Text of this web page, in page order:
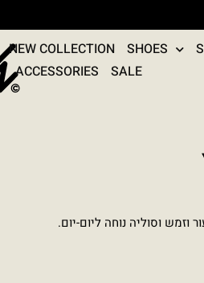
NEW COLLECTION
SHOES
ACCESSORIES
SALE
וזמש וסוליה נוחה ליום-יום.